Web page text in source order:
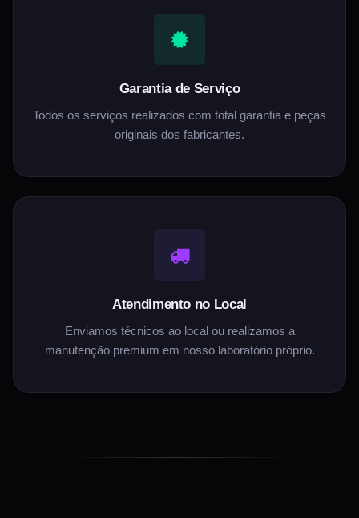
Garantia de Serviço
Todos os serviços realizados com total garantia e peças
originais dos fabricantes.
Atendimento no Local
Enviamos técnicos ao local ou realizamos a
manutenção premium em nosso laboratório próprio.